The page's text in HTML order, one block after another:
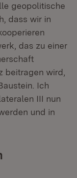
geopolitische
dass wir in
das zu einer
beitragen wird,
Ich
III nun
und in